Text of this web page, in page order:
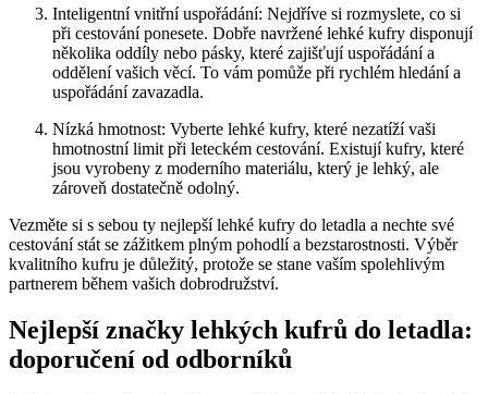
Inteligentní vnitřní uspořádání: Nejdříve si rozmyslete, co si
při cestování ponesete. Dobře navržené lehké kufry disponují
několika oddíly nebo pásky, které zajišťují uspořádání a
oddělení vašich věcí. To vám pomůže při rychlém hledání a
uspořádání zavazadla.
Nízká hmotnost: Vyberte lehké kufry, které nezatíží vaši
hmotnostní limit při leteckém cestování. Existují kufry, které
jsou vyrobeny z moderního materiálu, který je lehký, ale
zároveň dostatečně odolný.
Vezměte si s sebou ty nejlepší lehké kufry do letadla a nechte své
cestování stát se zážitkem plným pohodlí a bezstarostnosti. Výběr
kvalitního kufru je důležitý, protože se stane vaším spolehlivým
partnerem během vašich dobrodružství.
Nejlepší značky lehkých kufrů do letadla:
doporučení od odborníků